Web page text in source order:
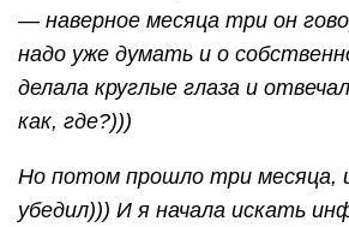
— наверное месяца три он
надо уже думать и о
делала круглые глаза и
как, где?)))
Но потом прошло три месяца,
убедил))) И я начала искать